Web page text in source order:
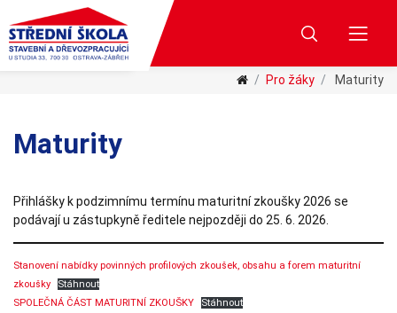
Pro žáky Maturity
Maturity
Přihlášky k podzimnímu termínu maturitní zkoušky 2026 se
podávají u zástupkyně ředitele nejpozději do 25. 6. 2026.
Stanovení nabídky povinných profilových zkoušek, obsahu a forem maturitní
zkoušky
Stáhnout
SPOLEČNÁ ČÁST MATURITNÍ ZKOUŠKY
Stáhnout